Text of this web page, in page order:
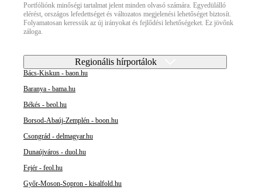
Portfóliónk minőségi tartalmat jelent minden olvasó számára. Egyedülálló
elérést, országos lefedettséget és változatos megjelenési lehetőséget biztosít.
Folyamatosan keressük az új irányokat és fejlődési lehetőségeket. Ez jövőnk
záloga.
Regionális hírportálok
Bács-Kiskun - baon.hu
Baranya - bama.hu
Békés - beol.hu
Borsod-Abaúj-Zemplén - boon.hu
Csongrád - delmagyar.hu
Dunaújváros - duol.hu
Fejér - feol.hu
Győr-Moson-Sopron - kisalfold.hu